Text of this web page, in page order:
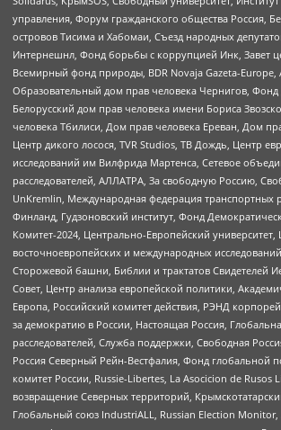
управления, Форум гражданского общества Россия,
островов Тисима и Хабомаи, Съезд народных
Интернешнл, Фонд борьбы с коррупцией Инк, Завет
Всемирный фонд природы, BDR Novaja Gazeta-Europe,
Образовательный дом прав человека Чернигов,
Белорусский дом прав человека имени Бориса
человека Тбилиси, Дом прав человека Ереван, Дом
Центр дикого лосося, TVR Studios, ТВ Дождь, Центр
исследований им Вилфрида Мартенса, Сетевое
расследователей, АЛЛАТРА, За свободную Россию,
UnKremlin, Международная федерация транспортных
Финланд, Гудзоновский институт, Фонд
Комитет-2024, Центрально-Европейский университет,
восточноевропейских и международных
Сторожевой башни, Библии и трактатов Свидетелей
Совет, Центр анализа европейской политики,
Европа, Российский комитет действия, РЭНД
за демократию в России, Настоящая Россия,
расследователей, Служба поддержки, Свободная
Россия Северный Рейн-Вестфалия, Фонд глобальной
комитет России, Russie-Libertes, La Asocicion de Rusos
возвращение Северных территорий,
Глобальный союз IndustriALL, Russian Election